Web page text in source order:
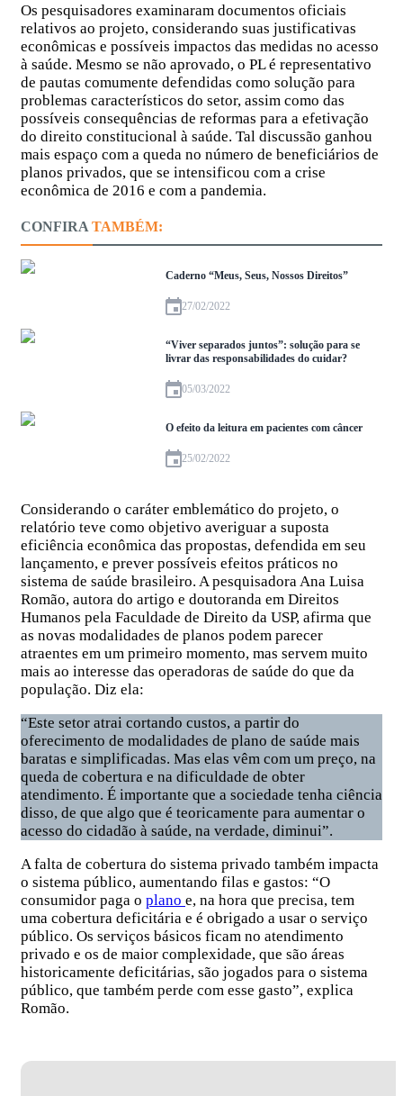
Os pesquisadores examinaram documentos oficiais
relativos ao projeto, considerando suas justificativas
econômicas e possíveis impactos das medidas no acesso
à saúde. Mesmo se não aprovado, o PL é representativo
de pautas comumente defendidas como solução para
problemas característicos do setor, assim como das
possíveis consequências de reformas para a efetivação
do direito constitucional à saúde. Tal discussão ganhou
mais espaço com a queda no número de beneficiários de
planos privados, que se intensificou com a crise
econômica de 2016 e com a pandemia.
CONFIRA TAMBÉM:
Caderno “Meus, Seus, Nossos Direitos”
27/02/2022
“Viver separados juntos”: solução para se
livrar das responsabilidades do cuidar?
05/03/2022
O efeito da leitura em pacientes com câncer
25/02/2022
Considerando o caráter emblemático do projeto, o
relatório teve como objetivo averiguar a suposta
eficiência econômica das propostas, defendida em seu
lançamento, e prever possíveis efeitos práticos no
sistema de saúde brasileiro. A pesquisadora Ana Luisa
Romão, autora do artigo e doutoranda em Direitos
Humanos pela Faculdade de Direito da USP, afirma que
as novas modalidades de planos podem parecer
atraentes em um primeiro momento, mas servem muito
mais ao interesse das operadoras de saúde do que da
população. Diz ela:
“Este setor atrai cortando custos, a partir do
oferecimento de modalidades de plano de saúde mais
baratas e simplificadas. Mas elas vêm com um preço, na
queda de cobertura e na dificuldade de obter
atendimento. É importante que a sociedade tenha ciência
disso, de que algo que é teoricamente para aumentar o
acesso do cidadão à saúde, na verdade, diminui”.
A falta de cobertura do sistema privado também impacta
o sistema público, aumentando filas e gastos: “O
consumidor paga o plano e, na hora que precisa, tem
uma cobertura deficitária e é obrigado a usar o serviço
público. Os serviços básicos ficam no atendimento
privado e os de maior complexidade, que são áreas
historicamente deficitárias, são jogados para o sistema
público, que também perde com esse gasto”, explica
Romão.